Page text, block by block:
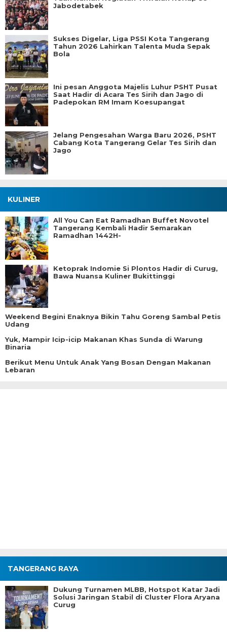
Jabodetabek
Sukses Digelar, Liga PSSI Kota Tangerang
Tahun 2026 Lahirkan Talenta Muda Sepak
Bola
Ini pesan Anggota Majelis Luhur PSHT Pusat
Saat Hadir di Acara Tes Sirih dan Jago di
Padepokan RM Imam Koesupangat
Jelang Pengesahan Warga Baru 2026, PSHT
Cabang Kota Tangerang Gelar Tes Sirih dan
Jago
KULINER
All You Can Eat Ramadhan Buffet Novotel
Tangerang Kembali Hadir Semarakan
Ramadhan 1442H-
Ketoprak Indomie Si Plontos Hadir di Curug,
Bawa Nuansa Kuliner Bukittinggi
Weekend Begini Enaknya Bikin Tahu Goreng Sambal Petis
Udang
Yuk, Mampir Icip-icip Makanan Khas Sunda di Warung
Binaria
Berikut Menu Untuk Anak Yang Bosan Dengan Makanan
Lebaran
TANGERANG RAYA
Dukung Turnamen MLBB, Hotspot Katar Jadi
Solusi Jaringan Stabil di Cluster Flora Aryana
Curug